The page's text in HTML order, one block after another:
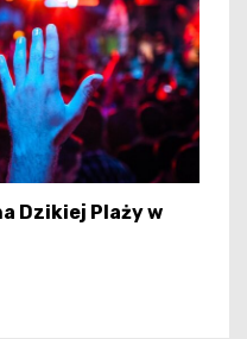
Dzikiej Plaży w